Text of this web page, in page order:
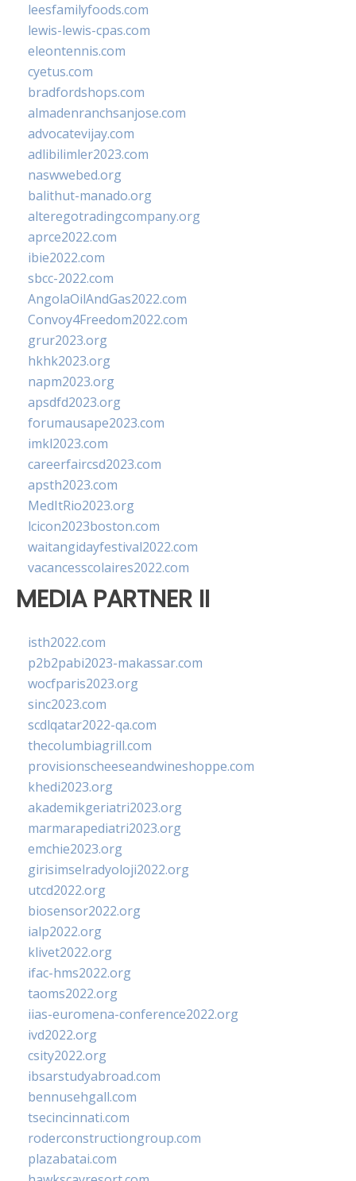
leesfamilyfoods.com
lewis-lewis-cpas.com
eleontennis.com
cyetus.com
bradfordshops.com
almadenranchsanjose.com
advocatevijay.com
adlibilimler2023.com
naswwebed.org
balithut-manado.org
alteregotradingcompany.org
aprce2022.com
ibie2022.com
sbcc-2022.com
AngolaOilAndGas2022.com
Convoy4Freedom2022.com
grur2023.org
hkhk2023.org
napm2023.org
apsdfd2023.org
forumausape2023.com
imkl2023.com
careerfaircsd2023.com
apsth2023.com
MedItRio2023.org
lcicon2023boston.com
waitangidayfestival2022.com
vacancesscolaires2022.com
MEDIA PARTNER II
isth2022.com
p2b2pabi2023-makassar.com
wocfparis2023.org
sinc2023.com
scdlqatar2022-qa.com
thecolumbiagrill.com
provisionscheeseandwineshoppe.com
khedi2023.org
akademikgeriatri2023.org
marmarapediatri2023.org
emchie2023.org
girisimselradyoloji2022.org
utcd2022.org
biosensor2022.org
ialp2022.org
klivet2022.org
ifac-hms2022.org
taoms2022.org
iias-euromena-conference2022.org
ivd2022.org
csity2022.org
ibsarstudyabroad.com
bennusehgall.com
tsecincinnati.com
roderconstructiongroup.com
plazabatai.com